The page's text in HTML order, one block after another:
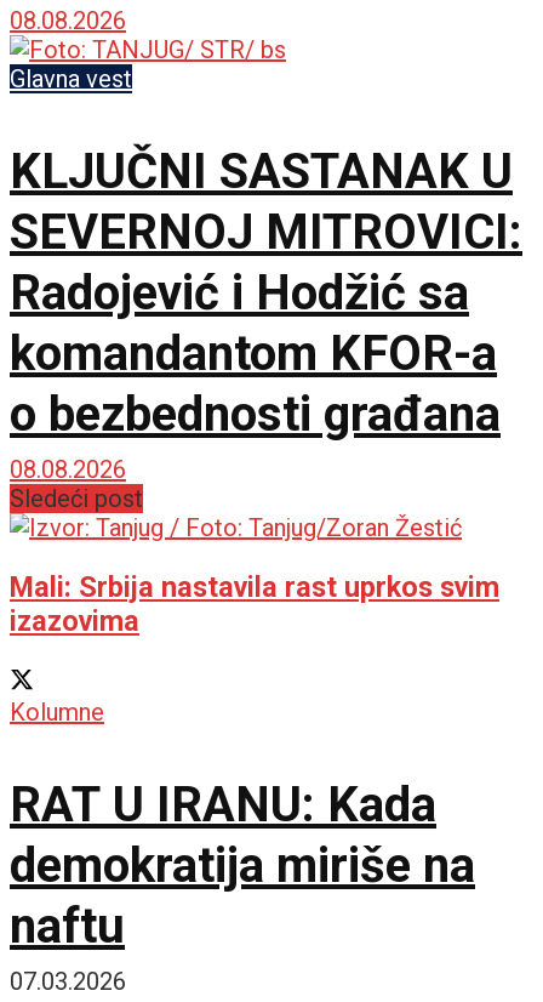
08.08.2026
Glavna vest
KLJUČNI SASTANAK U
SEVERNOJ MITROVICI:
Radojević i Hodžić sa
komandantom KFOR-a
o bezbednosti građana
08.08.2026
Sledeći post
Mali: Srbija nastavila rast uprkos svim
izazovima
Kolumne
RAT U IRANU: Kada
demokratija miriše na
naftu
07.03.2026